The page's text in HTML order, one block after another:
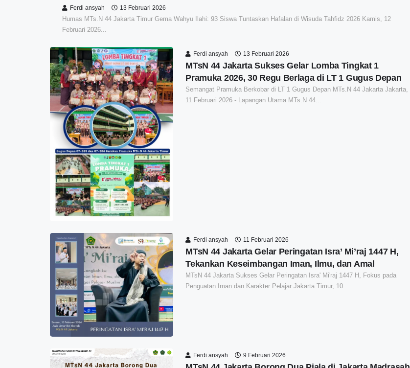
Ferdi ansyah 13 Februari 2026
Humas MTs.N 44 Jakarta Timur Gema Wahyu Ilahi: 93 Siswa Tuntaskan Hafalan di Wisuda Tahfidz 2026 Kamis, 12
Februari 2026...
Ferdi ansyah 13 Februari 2026
MTsN 44 Jakarta Sukses Gelar Lomba Tingkat 1
Pramuka 2026, 30 Regu Berlaga di LT 1 Gugus Depan
Semangat Pramuka Berkobar di LT 1 Gugus Depan MTs.N 44 Jakarta Jakarta,
11 Februari 2026 - Lapangan Utama MTs.N 44...
Ferdi ansyah 11 Februari 2026
MTsN 44 Jakarta Gelar Peringatan Isra’ Mi’raj 1447 H,
Tekankan Keseimbangan Iman, Ilmu, dan Amal
MTsN 44 Jakarta Sukses Gelar Peringatan Isra' Mi'raj 1447 H, Fokus pada
Penguatan Iman dan Karakter Pelajar Jakarta Timur, 10...
Ferdi ansyah 9 Februari 2026